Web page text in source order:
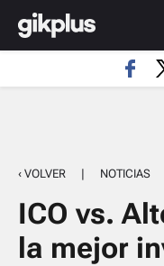
‹ VOLVER | NOTICIAS
ICO vs.
la mejor